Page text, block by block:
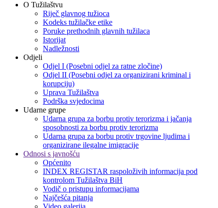
O Tužilaštvu
Riječ glavnog tužioca
Kodeks tužilačke etike
Poruke prethodnih glavnih tužilaca
Istorijat
Nadležnosti
Odjeli
Odjel I (Posebni odjel za ratne zločine)
Odjel II (Posebni odjel za organizirani kriminal i
korupciju)
Uprava Tužilaštva
Podrška svjedocima
Udarne grupe
Udarna grupa za borbu protiv terorizma i jačanja
sposobnosti za borbu protiv terorizma
Udarna grupa za borbu protiv trgovine ljudima i
organizirane ilegalne imigracije
Odnosi s javnošću
Općenito
INDEX REGISTAR raspoloživih informacija pod
kontrolom Tužilaštva BiH
Vodič o pristupu informacijama
Najčešća pitanja